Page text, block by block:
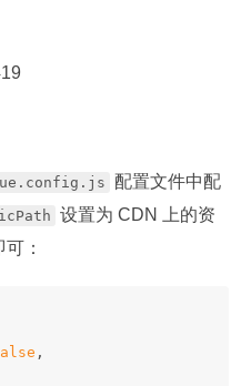
配置文件中配
设置为 CDN 上的资
：
,